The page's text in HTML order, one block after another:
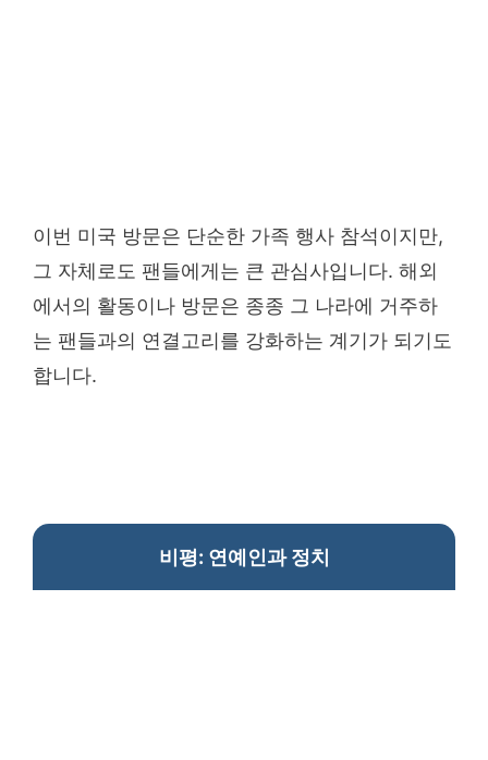
이번 미국 방문은 단순한 가족 행사 참석이지만,
그 자체로도 팬들에게는 큰 관심사입니다. 해외
에서의 활동이나 방문은 종종 그 나라에 거주하
는 팬들과의 연결고리를 강화하는 계기가 되기도
합니다.
비평: 연예인과 정치